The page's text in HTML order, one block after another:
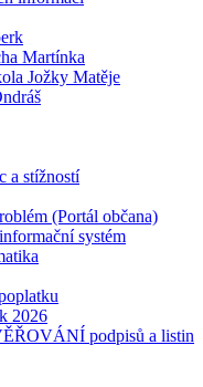
Martínka
Jožky Matěje
a stížností
(Portál občana)
systém
2026
podpisů a listin